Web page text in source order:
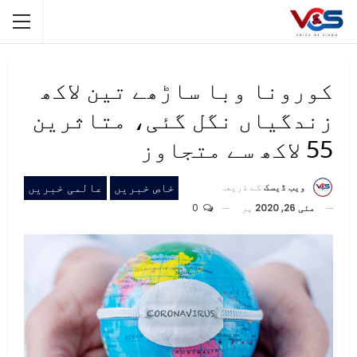
کورونا وبا ساڑھے تین لاکھ
زندگیاں نگل گئی، متاثرین
55 لاکھ سے متجاوز
خاص خبریں عالمی خبریں ویب ڈیسک کے ذریعہ
مئی 26, 2020
پر